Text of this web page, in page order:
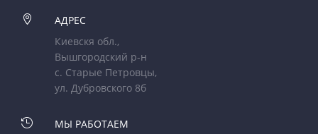

АДРЕС
Киевскя обл.,
Вышгородский р-н
с. Старые Петровцы,
ул. Дубровского 8б

МЫ РАБОТАЕМ